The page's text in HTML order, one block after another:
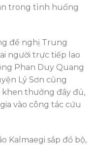
trong tình huống
đề nghị Trung
người trực tiếp lao
Phan Duy Quang
Lý Sơn cũng
khen thưởng đầy đủ,
vào công tác cứu
Kalmaegi sắp đổ bộ,